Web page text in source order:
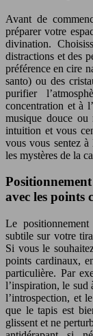
Avant de
préparer votre
divination.
distractions et des
préférence en cire
santo) ou des
purifier
concentration et à
musique douce
intuition et vous
vous vous sentez
les mystères de la
avec les points
Le
subtile sur votre
Si vous le
points cardinaux,
particulière. Par
l’inspiration, le sud
l’introspection, et
que le tapis est
glissent et ne